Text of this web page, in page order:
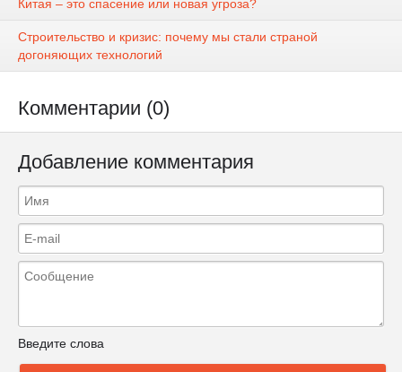
Китая – это спасение или новая угроза?
Строительство и кризис: почему мы стали страной
догоняющих технологий
Комментарии (0)
Добавление комментария
Введите слова